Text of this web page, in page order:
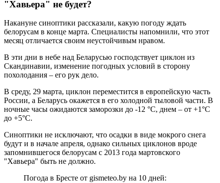
"Хавьера" не будет?
Накануне синоптики рассказали, какую погоду ждать
белорусам в конце марта. Специалисты напомнили, что этот
месяц отличается своим неустойчивым нравом.
В эти дни в небе над Беларусью господствует циклон из
Скандинавии, изменение погодных условий в сторону
похолодания – его рук дело.
В среду, 29 марта, циклон переместится в европейскую часть
России, а Беларусь окажется в его холодной тыловой части. В
ночные часы ожидаются заморозки до -12 °C, днем – от +1°C
до +5°C.
Синоптики не исключают, что осадки в виде мокрого снега
будут и в начале апреля, однако сильных циклонов вроде
запомнившегося белорусам с 2013 года мартовского
"Хавьера" быть не должно.
Погода в Бресте от gismeteo.by на 10 дней: